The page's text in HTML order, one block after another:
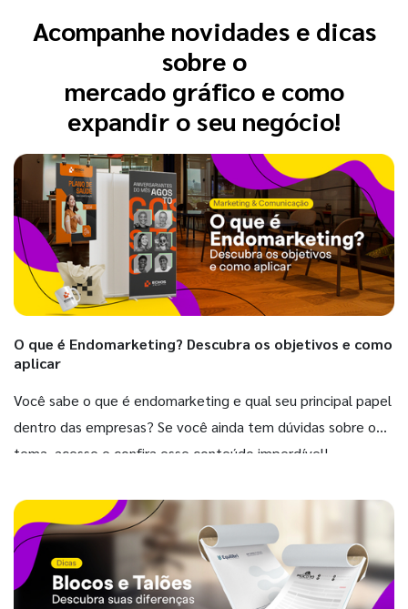
Acompanhe novidades e dicas
sobre o
mercado gráfico e como
expandir o seu negócio!
O que é Endomarketing? Descubra os objetivos e como
aplicar
Você sabe o que é endomarketing e qual seu principal papel
dentro das empresas? Se você ainda tem dúvidas sobre o
tema, acesse e confira esse conteúdo imperdível!